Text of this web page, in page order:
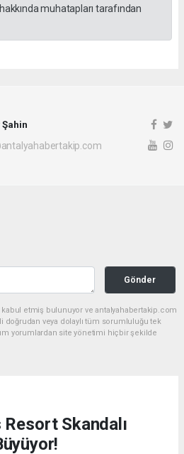
muhatapları tarafından
Şahin
Gönder
kabul etmiş bulunuyor ve antalyahabertakip.com
doğrudan veya dolaylı tüm sorumluluğu tek
yorumlardan site yönetimi hiçbir şekilde
Resort Skandalı